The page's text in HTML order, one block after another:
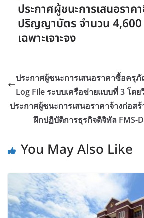
ประกาศผู้ชนะการเสนอราค
ปริญญาบัตร จำนวน 4,600
เฉพาะเจาะจง
ประกาศผู้ชนะการเสนอราคาซื้อครุ
Log File ระบบเครือข่ายแบบที่ 3 โดย
ประกาศผู้ชนะการเสนอราคาจ้างก่อส
ฝึกปฏิบัติการธุรกิจดิจิทัล FMS-
You May Also Like